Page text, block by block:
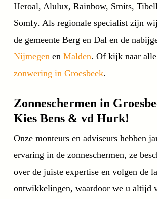
Heroal, Alulux, Rainbow, Smits,
Somfy. Als regionale specialist zijn
de gemeente Berg en Dal en de
Nijmegen en Malden. Of kijk naar
zonwering in Groesbeek.
Zonneschermen in
Kies Bens & vd Hurk!
Onze monteurs en adviseurs hebben
ervaring in de zonneschermen, ze
over de juiste expertise en volgen de
ontwikkelingen, waardoor we u altijd